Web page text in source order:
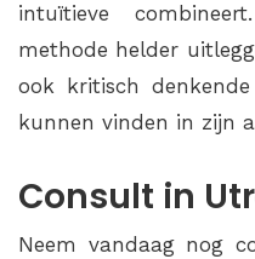
intuïtieve
methode helder
ook kritisch
kunnen vinden in zijn
Consult in
Neem vandaag nog